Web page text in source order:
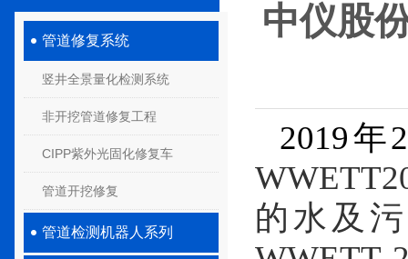
管道修复系统
竖井全景量化检测系统
非开挖管道修复工程
CIPP紫外光固化修复车
管道开挖修复
管道检测机器人系列
中仪股
2019年2
WWETT2
的水及